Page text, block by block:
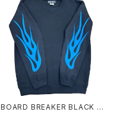
BOARD BREAKER BLACK B